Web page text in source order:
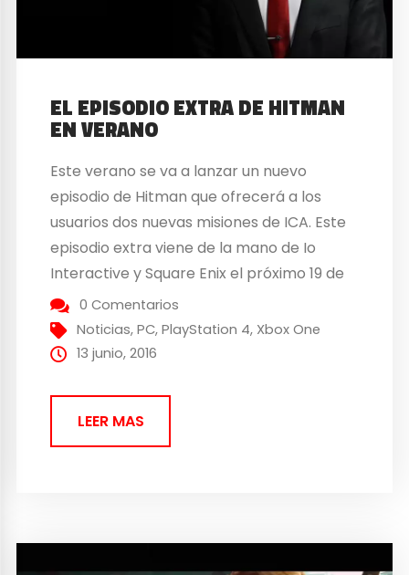
EL EPISODIO EXTRA DE HITMAN
EN VERANO
Este verano se va a lanzar un nuevo
episodio de Hitman que ofrecerá a los
usuarios dos nuevas misiones de ICA. Este
episodio extra viene de la mano de Io
Interactive y Square Enix el próximo 19 de
julio para Xbox One, PC y PlayStation 4.
Este juego centra sus nuevas misiones en
perspectivas anteriores...
0 Comentarios
Noticias,PC,PlayStation 4, Xbox One
13 junio, 2016
LEER MAS